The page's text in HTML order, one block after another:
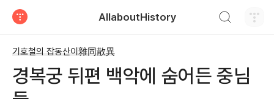
AllaboutHistory
기호철의 잡동산이雜同散異
경복궁 뒤편 백악에 숨어든 중님